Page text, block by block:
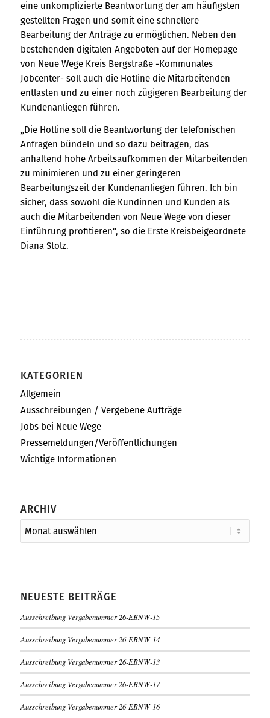
eine unkomplizierte Beantwortung der am häufigsten
gestellten Fragen und somit eine schnellere
Bearbeitung der Anträge zu ermöglichen. Neben den
bestehenden digitalen Angeboten auf der Homepage
von Neue Wege Kreis Bergstraße -Kommunales
Jobcenter- soll auch die Hotline die Mitarbeitenden
entlasten und zu einer noch zügigeren Bearbeitung der
Kundenanliegen führen.
„Die Hotline soll die Beantwortung der telefonischen
Anfragen bündeln und so dazu beitragen, das
anhaltend hohe Arbeitsaufkommen der Mitarbeitenden
zu minimieren und zu einer geringeren
Bearbeitungszeit der Kundenanliegen führen. Ich bin
sicher, dass sowohl die Kundinnen und Kunden als
auch die Mitarbeitenden von Neue Wege von dieser
Einführung profitieren“, so die Erste Kreisbeigeordnete
Diana Stolz.
KATEGORIEN
Allgemein
Ausschreibungen / Vergebene Aufträge
Jobs bei Neue Wege
Pressemeldungen/Veröffentlichungen
Wichtige Informationen
ARCHIV
NEUESTE BEITRÄGE
Ausschreibung Vergabenummer 26-EBNW-15
Ausschreibung Vergabenummer 26-EBNW-14
Ausschreibung Vergabenummer 26-EBNW-13
Ausschreibung Vergabenummer 26-EBNW-17
Ausschreibung Vergabenummer 26-EBNW-16